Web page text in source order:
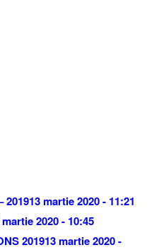
201913 martie 2020 - 11:21
2020 - 10:45
201913 martie 2020 -